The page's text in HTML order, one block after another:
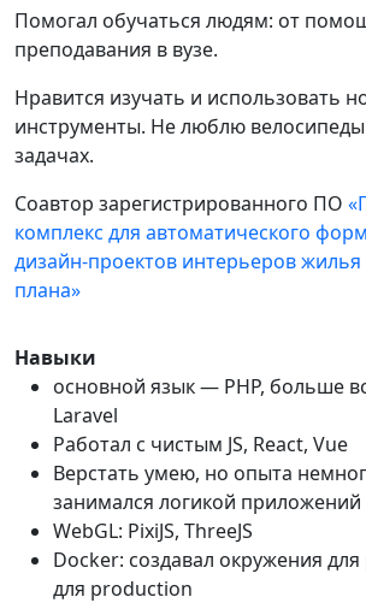
Помогал обучаться людям: от
преподавания в вузе.
Нравится изучать и использовать
инструменты. Не люблю
задачах.
Соавтор зарегистрированного ПО
комплекс для автоматического
дизайн-проектов интерьеров жилья
плана»
Навыки
основной язык — PHP, больше
Laravel
Работал с чистым JS, React, Vue
Верстать умею, но опыта
занимался логикой приложений
WebGL: PixiJS, ThreeJS
Docker: создавал окружения
для production